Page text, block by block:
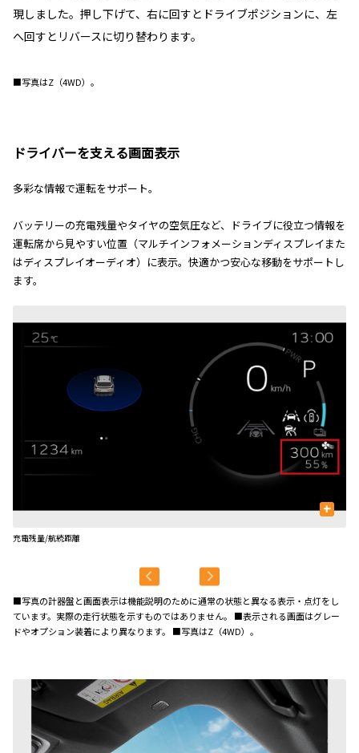
現しました。押し下げて、右に回すとドライブポジションに、左
へ回すとリバースに切り替わります。
■写真はZ（4WD）。
ドライバーを支える画面表示
多彩な情報で運転をサポート。
バッテリーの充電残量やタイヤの空気圧など、ドライブに役立つ情報を
運転席から見やすい位置（マルチインフォメーションディスプレイまた
はディスプレイオーディオ）に表示。快適かつ安心な移動をサポートし
ます。
+
充電残量/航続距離
■写真の計器盤と画面表示は機能説明のために通常の状態と異なる表示・点灯をし
ています。実際の走行状態を示すものではありません。 ■表示される画面はグレー
ドやオプション装着により異なります。 ■写真はZ（4WD）。